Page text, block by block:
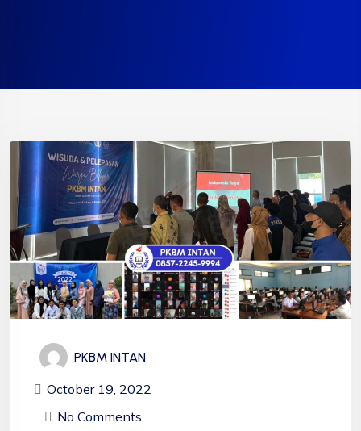
PKBM INTAN
October 19, 2022
No Comments